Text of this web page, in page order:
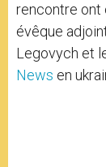
rencontre ont
évêque
Legovych et
News en